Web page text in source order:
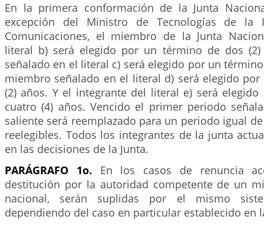
En la primera conformación de la Junta
excepción del Ministro de Tecnologías de la
Comunicaciones, el miembro de la Junta
literal b) será elegido por un término de dos
señalado en el literal c) será elegido por un
miembro señalado en el literal d) será elegido
(2) años. Y el integrante del literal e) será
cuatro (4) años. Vencido el primer periodo
saliente será reemplazado para un periodo igual
reelegibles. Todos los integrantes de la junta
en las decisiones de la Junta.
PARÁGRAFO 1o. En los casos de renuncia
destitución por la autoridad competente de un
nacional, serán suplidas por el mismo
dependiendo del caso en particular establecido en